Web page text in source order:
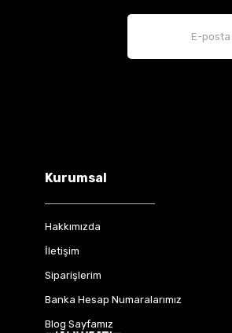
Kurumsal
Hakkımızda
İletişim
Siparişlerim
Banka Hesap Numaralarımız
Blog Sayfamız